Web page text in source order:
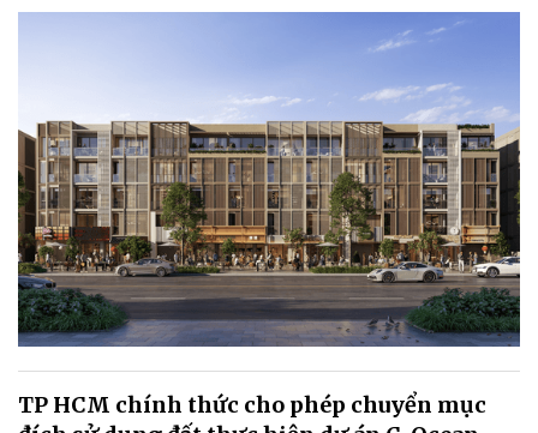
TP HCM chính thức cho phép chuyển mục